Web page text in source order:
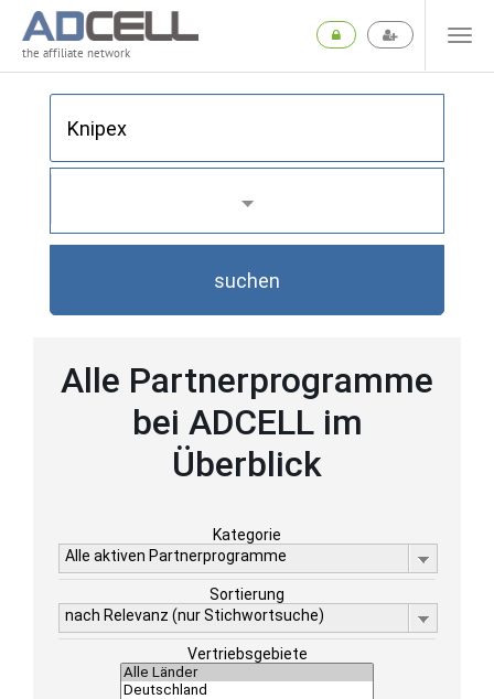
the affiliate network
suchen
Alle Partnerprogramme
bei ADCELL im
Überblick
Kategorie
Alle aktiven Partnerprogramme
Sortierung
nach Relevanz (nur Stichwortsuche)
Vertriebsgebiete